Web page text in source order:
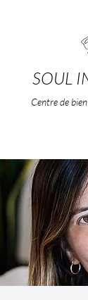
SOUL
Centre de